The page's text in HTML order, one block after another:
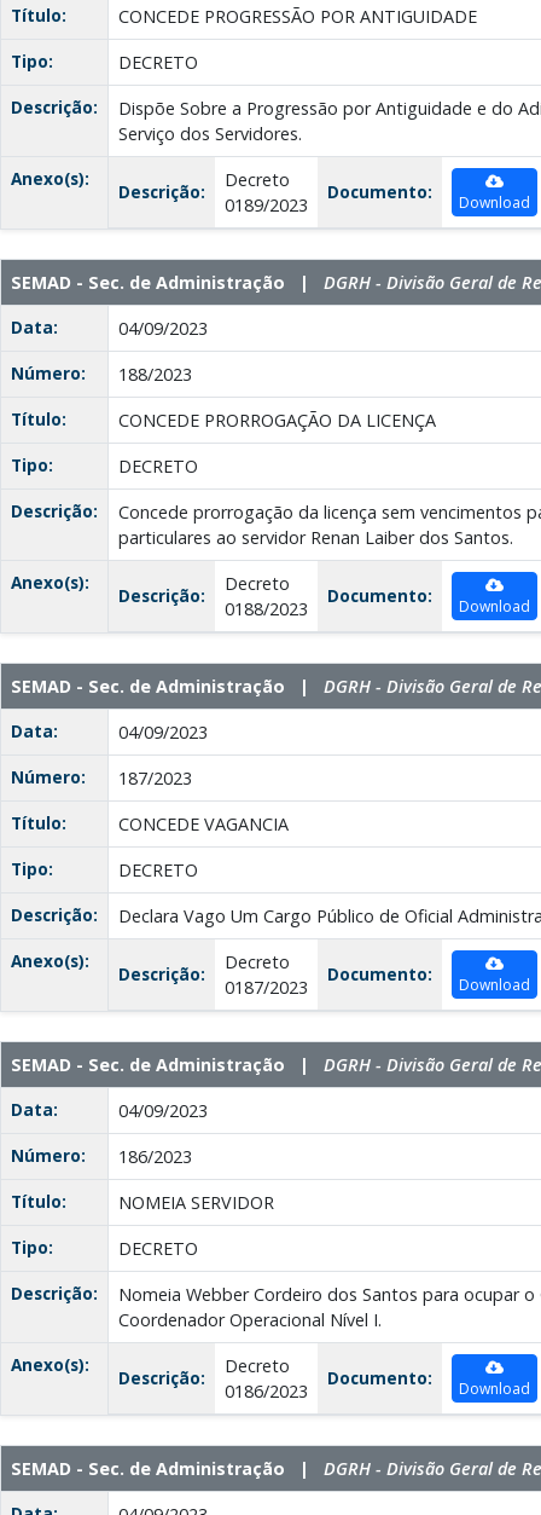
Título:
CONCEDE PROGRESSÃO POR ANTIGUIDADE
Tipo:
DECRETO
Descrição:
Dispõe Sobre a Progressão por Antiguidade e do
Serviço dos Servidores.
Anexo(s):
Descrição:
Decreto
0189/2023
Documento: Download
SEMAD - Sec. de Administração | DGRH - Divisão Geral de
Data:
04/09/2023
Número:
188/2023
Título:
CONCEDE PRORROGAÇÃO DA LICENÇA
Tipo:
DECRETO
Descrição:
Concede prorrogação da licença sem vencimentos
particulares ao servidor Renan Laiber dos Santos.
Anexo(s):
Descrição:
Decreto
0188/2023
Documento: Download
SEMAD - Sec. de Administração | DGRH - Divisão Geral de
Data:
04/09/2023
Número:
187/2023
Título:
CONCEDE VAGANCIA
Tipo:
DECRETO
Descrição:
Declara Vago Um Cargo Público de Oficial
Anexo(s):
Descrição:
Decreto
0187/2023
Documento: Download
SEMAD - Sec. de Administração | DGRH - Divisão Geral de
Data:
04/09/2023
Número:
186/2023
Título:
NOMEIA SERVIDOR
Tipo:
DECRETO
Descrição:
Nomeia Webber Cordeiro dos Santos para ocupar
Coordenador Operacional Nível I.
Anexo(s):
Descrição:
Decreto
0186/2023
Documento: Download
SEMAD - Sec. de Administração | DGRH - Divisão Geral de